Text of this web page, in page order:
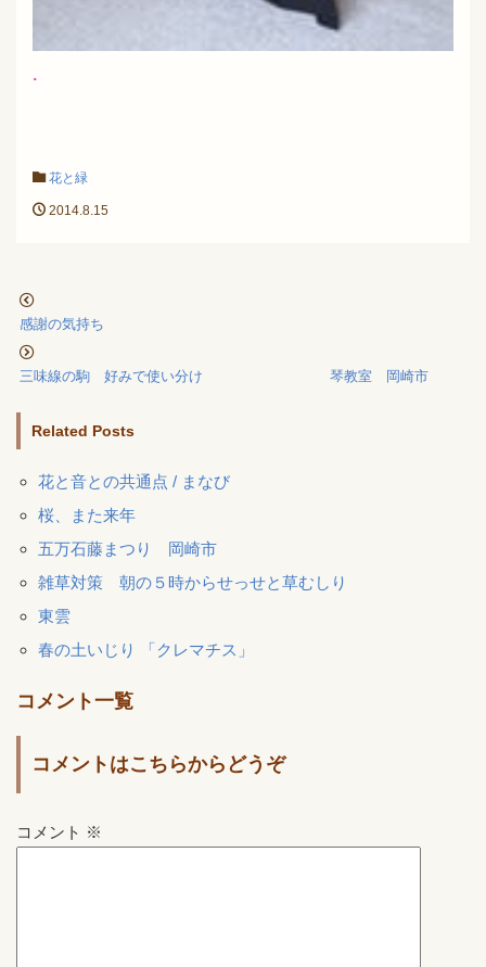
.
花と緑
2014.8.15
感謝の気持ち
三味線の駒 好みで使い分け 琴教室 岡崎市
Related Posts
花と音との共通点 / まなび
桜、また来年
五万石藤まつり 岡崎市
雑草対策 朝の５時からせっせと草むしり
東雲
春の土いじり 「クレマチス」
コメント一覧
コメントはこちらからどうぞ
コメント ※